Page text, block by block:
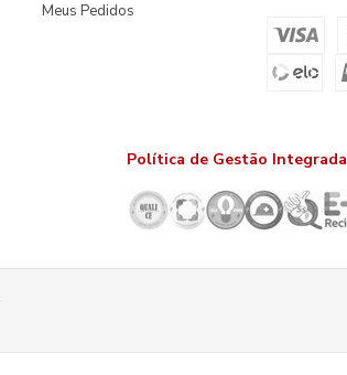
Meus Pedidos
Política de Gestão Integrada